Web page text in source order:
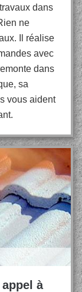
dans
ne
Il réalise
avec
dans
sa
vous aident
à